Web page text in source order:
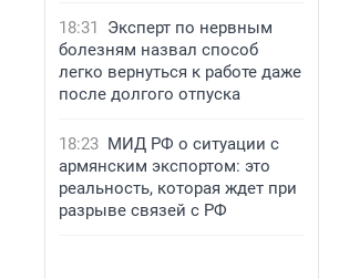
18:31
Эксперт по нервным
болезням назвал способ
легко вернуться к работе даже
после долгого отпуска
18:23 МИД РФ о ситуации с
армянским экспортом: это
реальность, которая ждет при
разрыве связей с РФ